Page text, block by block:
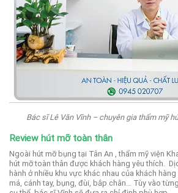
Bác sĩ Lê Văn Vĩnh – chuyên gia thẩm mỹ
Review hút mỡ toàn thân
Ngoài hút mỡ bụng tại Tân An , thẩm mỹ viện
hút mỡ toàn thân được khách hàng yêu thích.
hành ở nhiều khu vực khác nhau của khách
má, cánh tay, bụng, đùi, bắp chân… Tùy vào